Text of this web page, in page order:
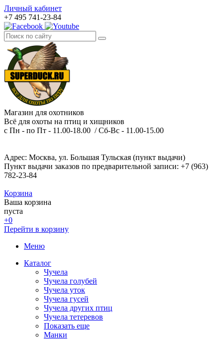
Личный кабинет
+7 495 741-23-84
Магазин для охотников
Всё для охоты на птиц и хищников
с Пн - по Пт - 11.00-18.00 / Сб-Вс - 11.00-15.00
Адрес: Москва, ул. Большая Тульская (пункт выдачи)
Пункт выдачи заказов по предварительной записи: +7 (963)
782-23-84
Корзина
Ваша корзина
пуста
+0
Перейти в корзину
Меню
Каталог
Чучела
Чучела голубей
Чучела уток
Чучела гусей
Чучела других птиц
Чучела тетеревов
Показать еще
Манки